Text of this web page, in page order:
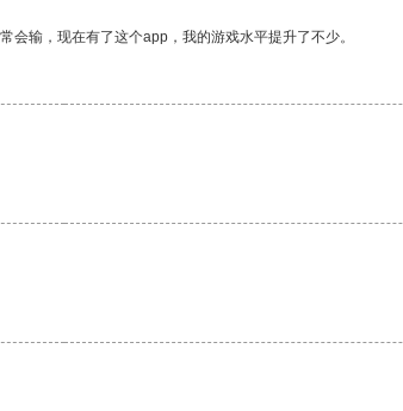
输，现在有了这个app，我的游戏水平提升了不少。